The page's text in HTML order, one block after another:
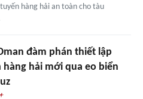
tuyến hàng hải an toàn cho tàu
đàm phán thiết lập
hàng hải mới qua eo biển